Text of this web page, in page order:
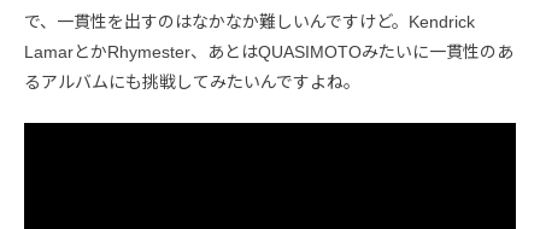
で、一貫性を出すのはなかなか難しいんですけど。Kendrick
LamarとかRhymester、あとはQUASIMOTOみたいに一貫性のあ
るアルバムにも挑戦してみたいんですよね。